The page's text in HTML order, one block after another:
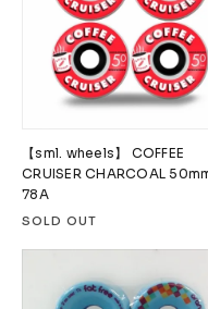
【sml. wheels】 COFFEE
CRUISER CHARCOAL
78A
SOLD OUT